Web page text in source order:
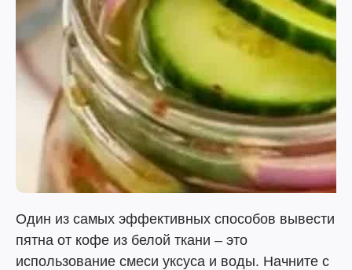
Один из самых эффективных способов вывести
пятна от кофе из белой ткани – это
использование смеси уксуса и воды. Начните с